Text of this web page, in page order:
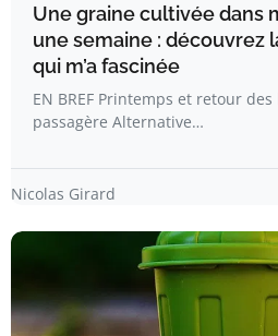
Une graine cultivée dans
une semaine : découvrez
qui m’a fascinée
EN BREF Printemps et retour
passagère Alternative…
Nicolas Girard